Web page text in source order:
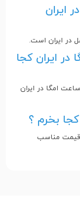
ایران
در ایران است‌.
ایران کجا
امگا در ایران
بخرم ؟
قیمت مناسب